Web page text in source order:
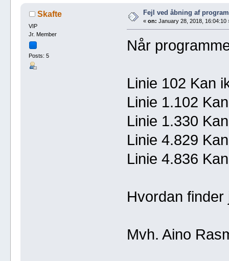
Skafte
VIP
Jr. Member
Posts: 5
Fejl ved åbning af
«on: January 28, 2018, 16:04:10
Når
Linie 102 Kan
Linie 1.102
Linie 1.330
Linie 4.829
Linie 4.836
Hvordan
Mvh. Aino